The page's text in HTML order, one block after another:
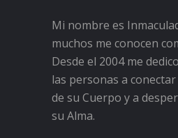
Mi nombre es
muchos me conocen
Desde el 2004 me
las personas a
de su Cuerpo y a
su Alma.